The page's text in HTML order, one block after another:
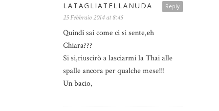
Reply
LATAGLIATELLANUDA
25 Febbraio 2014 at 8:45
Quindi sai come ci si sente,eh
Chiara???
Si si,riuscirò a lasciarmi la Thai alle
spalle ancora per qualche mese!!!
Un bacio,